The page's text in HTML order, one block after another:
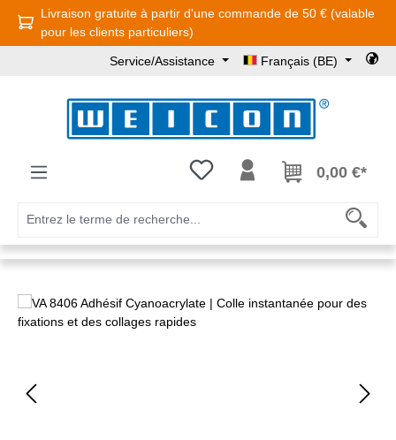
Passer au contenu principal
Livraison gratuite à partir d'une commande de 50 € (valable
pour les clients particuliers)
Service/Assistance Français (BE)
Vous avez 0 articles dans votre
0,00 €*
Ignorer la galerie d'images